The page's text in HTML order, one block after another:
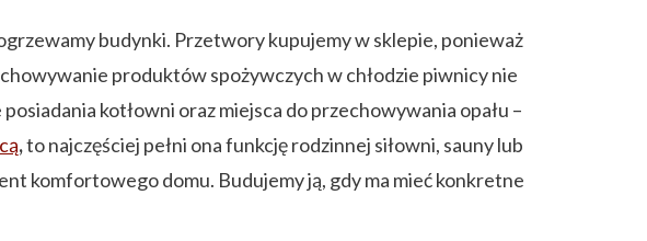
budynki. Przetwory kupujemy w sklepie, ponieważ
produktów spożywczych w chłodzie piwnicy nie
kotłowni oraz miejsca do przechowywania opału –
,to najczęściej pełni ona funkcję rodzinnej siłowni, sauny lub
komfortowego domu. Budujemy ją, gdy ma mieć konkretne